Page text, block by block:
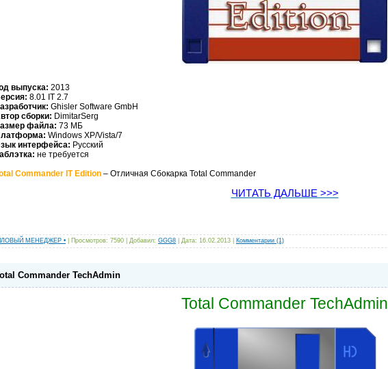
выпуска: 2013
8.01 IT 2.7
Ghisler Software GmbH
сборки: DimitarSerg
файла: 73 МБ
Windows XP/Vista/7
интерфейса: Русский
не требуется
Commander IT Edition – Отличная Сбокарка Total Commander
ЧИТАТЬ ДАЛЬШЕ >>>
МЕНЕДЖЕР • | Просмотров: 7590 | Добавил: GGG8 | Дата: 16.02.2013 Комментарии (1)
Commander TechAdmin
Total Commander TechAdmin